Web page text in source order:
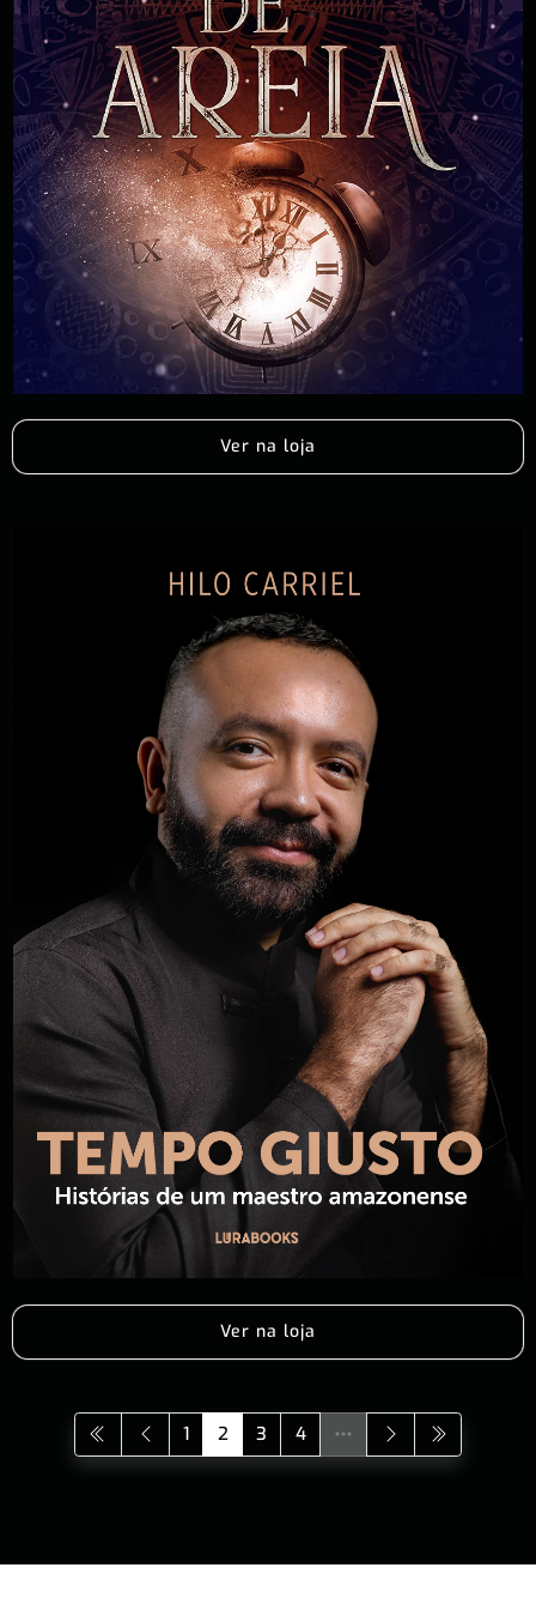
Ver na loja
Ver na loja
1 2 3 4